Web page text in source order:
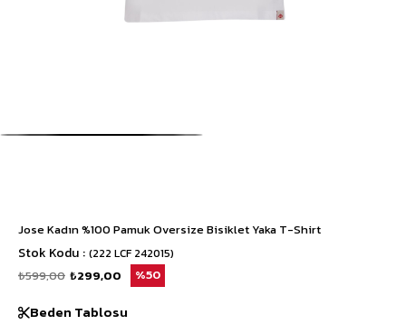
Jose Kadın %100 Pamuk Oversize Bisiklet Yaka T-Shirt
Stok Kodu (222 LCF 242015)
₺599,00 ₺299,00 50
Beden Tablosu